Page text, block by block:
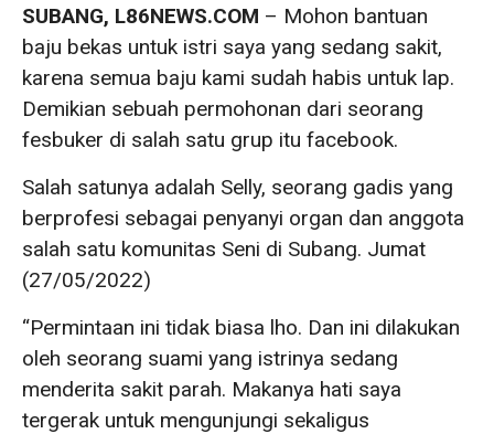
SUBANG, L86NEWS.COM – Mohon bantuan
baju bekas untuk istri saya yang sedang sakit,
karena semua baju kami sudah habis untuk lap.
Demikian sebuah permohonan dari seorang
fesbuker di salah satu grup itu facebook.
Salah satunya adalah Selly, seorang gadis yang
berprofesi sebagai penyanyi organ dan anggota
salah satu komunitas Seni di Subang. Jumat
(27/05/2022)
“Permintaan ini tidak biasa lho. Dan ini dilakukan
oleh seorang suami yang istrinya sedang
menderita sakit parah. Makanya hati saya
tergerak untuk mengunjungi sekaligus